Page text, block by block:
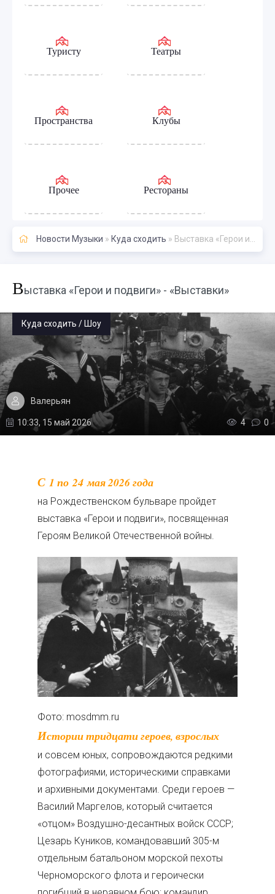
Туристу Театры
Пространства Клубы
Прочее Рестораны
Новости Музыки » Куда сходить » Выставка «Герои и подвиги» - «Выставки»
Выставка «Герои и подвиги» - «Выставки»
Куда сходить / Шоу
Валерьян
10:33, 15 май 2026 4 0
С 1 по 24 мая 2026 года
на Рождественском бульваре пройдет
выставка «Герои и подвиги», посвященная
Героям Великой Отечественной войны.
Фото: mosdmm.ru
Истории тридцати героев, взрослых
и совсем юных, сопровождаются редкими
фотографиями, историческими справками
и архивными документами. Среди героев —
Василий Маргелов, который считается
«отцом» Воздушно-десантных войск СССР;
Цезарь Куников, командовавший 305-м
отдельным батальоном морской пехоты
Черноморского флота и героически